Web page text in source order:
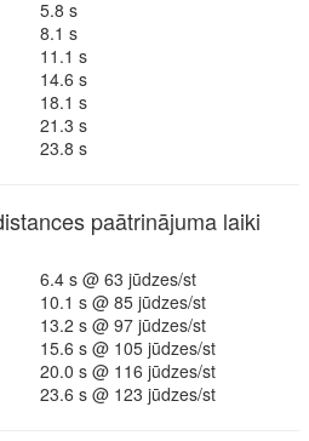
5.8 s
8.1 s
11.1 s
14.6 s
18.1 s
21.3 s
23.8 s
paātrinājuma laiki
6.4 s @ 63 jūdzes/st
10.1 s @ 85 jūdzes/st
13.2 s @ 97 jūdzes/st
15.6 s @ 105 jūdzes/st
20.0 s @ 116 jūdzes/st
23.6 s @ 123 jūdzes/st